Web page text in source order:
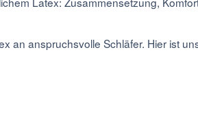
an anspruchsvolle Schläfer. Hier ist